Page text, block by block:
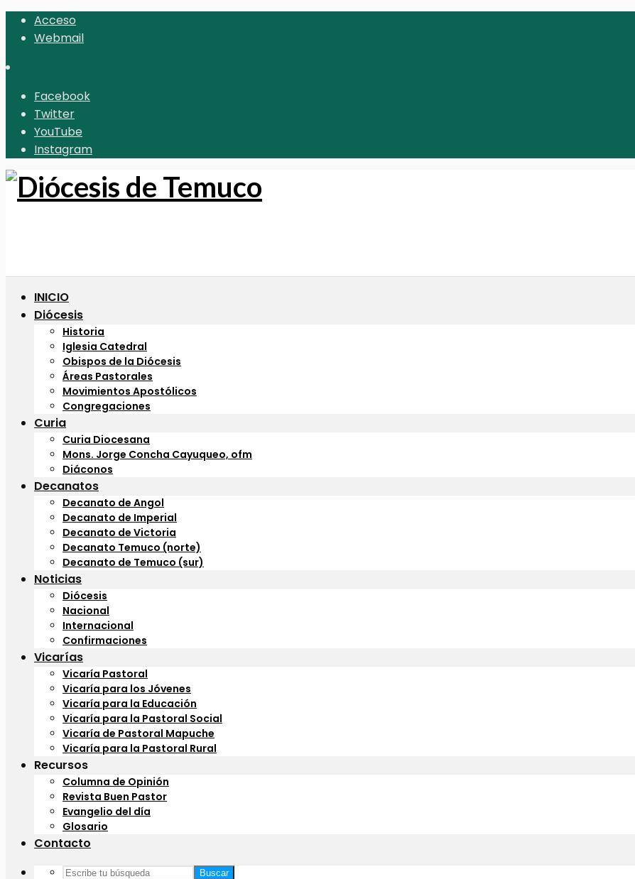
Acceso
Webmail
Facebook
Twitter
YouTube
Instagram
INICIO
Diócesis
Historia
Iglesia Catedral
Obispos de la Diócesis
Áreas Pastorales
Movimientos Apostólicos
Congregaciones
Curia
Curia Diocesana
Mons. Jorge Concha Cayuqueo, ofm
Diáconos
Decanatos
Decanato de Angol
Decanato de Imperial
Decanato de Victoria
Decanato Temuco (norte)
Decanato de Temuco (sur)
Noticias
Diócesis
Nacional
Internacional
Confirmaciones
Vicarías
Vicaría Pastoral
Vicaría para los Jóvenes
Vicaría para la Educación
Vicaría para la Pastoral Social
Vicaría de Pastoral Mapuche
Vicaría para la Pastoral Rural
Recursos
Columna de Opinión
Revista Buen Pastor
Evangelio del día
Glosario
Contacto
Buscar